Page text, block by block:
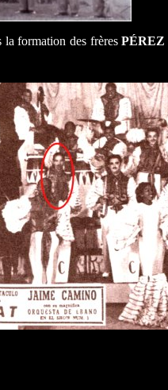
la formation des frèresPÉREZ